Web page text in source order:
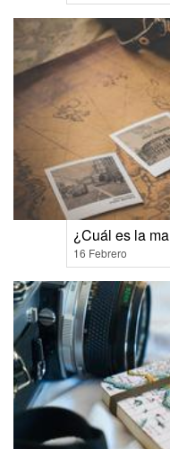
¿Cuál es la
16 Febrero